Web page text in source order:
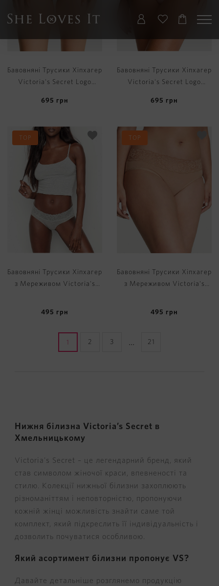
Бавовняні Трусики Хіпхагер
Victoria's Secret Logo
Hiphugger Panty
695 грн
Бавовняні Трусики Хіпхагер
Victoria's Secret Logo
Hiphugger Panty
695 грн
TOP
Бавовняні Трусики Хіпхагер
з Мереживом Victoria's
495 грн
TOP
Бавовняні Трусики Хіпхагер
з Мереживом Victoria's
495 грн
1 2 3 ... 21
Нижня білизна Victoria’s Secret в
Хмельницькому
Victoria's Secret – це легендарний бренд, який
став символом жіночої краси, впевненості та
стилю. Колекції нижньої білизни захоплюють
різноманіттям і неповторністю, пропонуючи
кожній жінці можливість знайти саме той
комплект, який підкреслить її індивідуальність і
дозволить почуватися особливою.
Який асортимент білизни пропонує VS?
Давайте детальніше розглянемо продукцію